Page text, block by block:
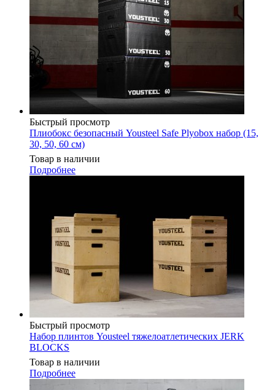
Быстрый просмотр
Плиобокс безопасный Yousteel Safe Plyobox набор (15,
30, 50, 60 см)
Товар в наличии
Подробнее
Быстрый просмотр
Набор плинтов Yousteel тяжелоатлетических JERK
BLOCKS
Товар в наличии
Подробнее